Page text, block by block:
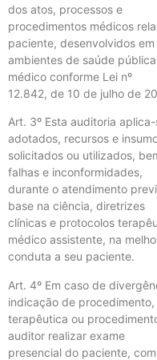
dos atos, processos e
procedimentos médicos
paciente, desenvolvidos em
ambientes de saúde
médico conforme Lei nº
12.842, de 10 de julho de
Art. 3º Esta auditoria
adotados, recursos e
solicitados ou utilizados,
falhas e inconformidades,
durante o atendimento
base na ciência, diretrizes
clínicas e protocolos
médico assistente, na
conduta a seu paciente.
Art. 4º Em caso de
indicação de procedimento,
terapêutica ou
auditor realizar exame
presencial do paciente,